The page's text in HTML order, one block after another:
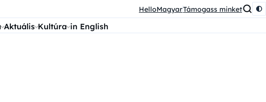
HelloMagyarTámogass minket
Aktuális Kultúra in English